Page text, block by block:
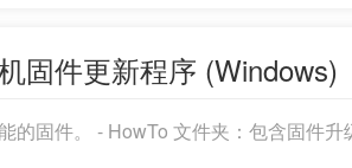
固件更新程序 (Windows)
的固件。 - HowTo 文件夹：包含固件